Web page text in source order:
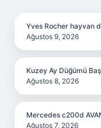
Yves Rocher hayvan
Ağustos 9, 2026
Kuzey Ay Düğümü
Ağustos 8, 2026
Mercedes c200d
Ağustos 7, 2026